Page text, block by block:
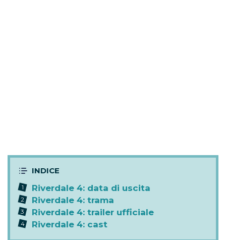
Riverdale 4: data di uscita
Riverdale 4: trama
Riverdale 4: trailer ufficiale
Riverdale 4: cast